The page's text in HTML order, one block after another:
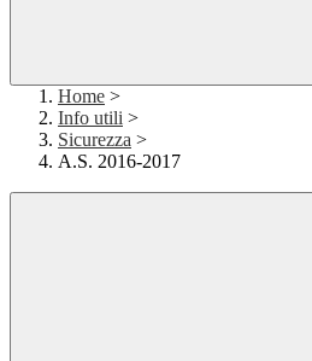
Home >
Info utili >
Sicurezza >
A.S. 2016-2017